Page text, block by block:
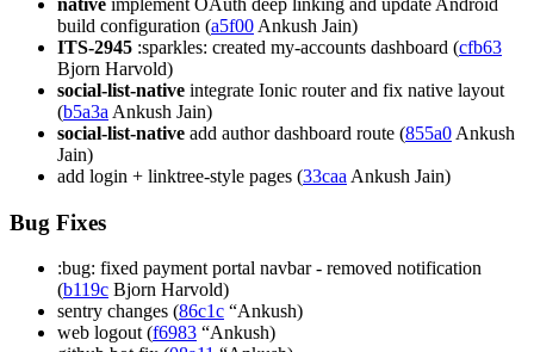
build configuration (a5f00 Ankush Jain)
ITS-2945 :sparkles: created my-accounts dashboard (cfb63
Bjorn Harvold)
social-list-native integrate Ionic router and fix native layout
(b5a3a Ankush Jain)
social-list-native add author dashboard route (855a0 Ankush
Jain)
add login + linktree-style pages (33caa Ankush Jain)
Bug Fixes
:bug: fixed payment portal navbar - removed notification
(b119c Bjorn Harvold)
sentry changes (86c1c “Ankush)
web logout (f6983 “Ankush)